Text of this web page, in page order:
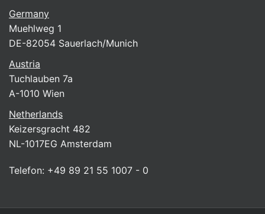
Germany
Muehlweg 1
DE-82054 Sauerlach/Munich
Austria
Tuchlauben 7a
A-1010 Wien
Netherlands
Keizersgracht 482
NL-1017EG Amsterdam
Telefon: +49 89 21 55 1007 - 0